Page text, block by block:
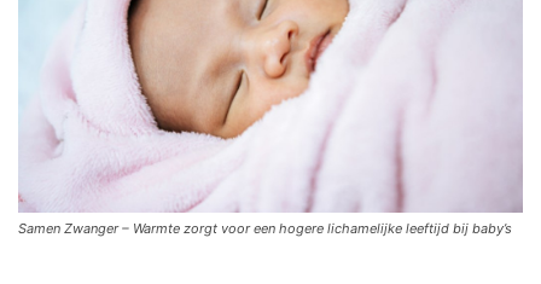
Samen Zwanger – Warmte zorgt voor een hogere lichamelijke leeftijd bij baby’s